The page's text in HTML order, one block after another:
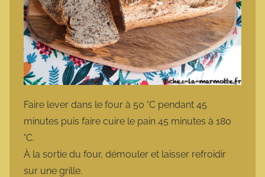
Faire lever dans le four à 50 °C pendant 45
minutes puis faire cuire le pain 45 minutes à 180
°C.
À la sortie du four, démouler et laisser refroidir
sur une grille.